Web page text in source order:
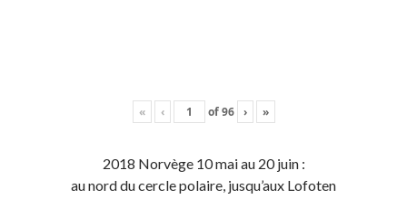
« ‹ of96 › »
2018 Norvège 10 mai au 20 juin :
au nord du cercle polaire, jusqu’aux Lofoten